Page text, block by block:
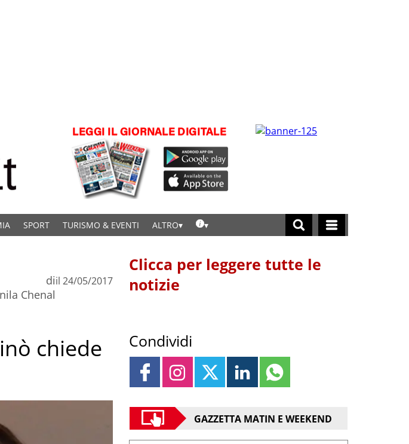
SPORT TURISMO & EVENTI ALTRO
di
Chenal
il 24/05/2017
chiede
Clicca per leggere tutte le
notizie
Condividi
GAZZETTA MATIN E WEEKEND